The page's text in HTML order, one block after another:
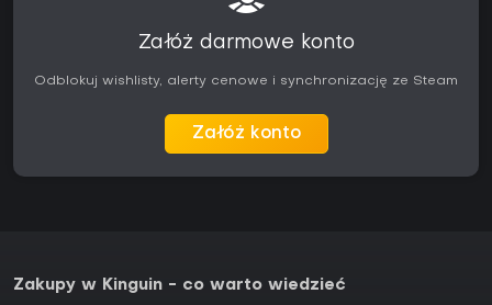
Załóż darmowe konto
Odblokuj wishlisty, alerty cenowe i synchronizację ze Steam
Załóż konto
Zakupy w Kinguin - co warto wiedzieć